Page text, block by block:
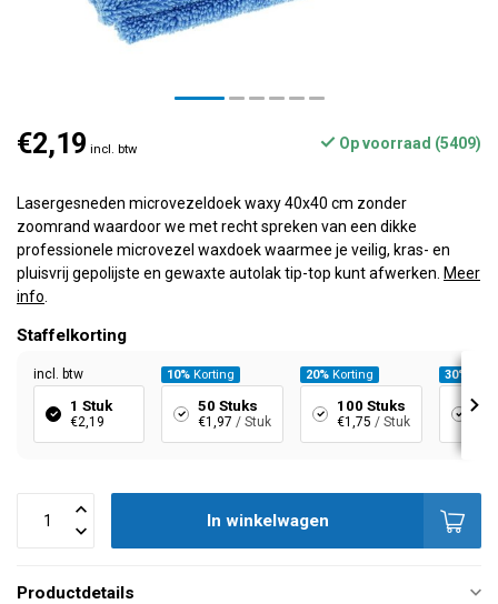
€2,19 incl. btw Op voorraad (5409)
Lasergesneden microvezeldoek waxy 40x40 cm zonder
zoomrand waardoor we met recht spreken van een dikke
professionele microvezel waxdoek waarmee je veilig, kras- en
pluisvrij gepolijste en gewaxte autolak tip-top kunt afwerken. Meer
info
Staffelkorting
incl. btw
1 Stuk
€2,19
10% Korting
50 Stuks
€1,97 / Stuk
20% Korting
100 Stuks
€1,75 / Stuk
30%
In winkelwagen
Productdetails